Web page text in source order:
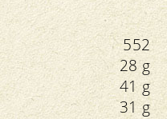
552
28 g
41 g
31 g